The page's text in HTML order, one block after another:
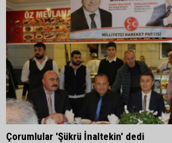
Çorumlular 'Şükrü İnaltekin' dedi